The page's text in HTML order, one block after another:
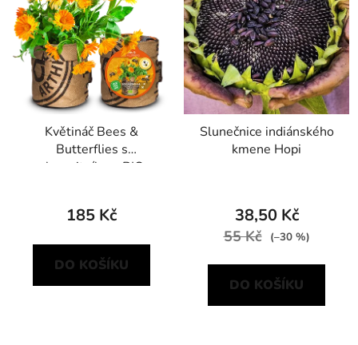
Květináč Bees &
Butterflies s
aksamitníkem BIO
185 Kč
DO KOŠÍKU
Slunečnice indiánského
kmene Hopi
38,50 Kč
55 Kč (–30 %)
DO KOŠÍKU